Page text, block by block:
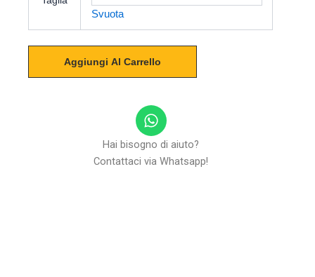
Svuota
quantità
Aggiungi Al Carrello
W
h
a
t
Hai bisogno di aiuto?
Contattaci via Whatsapp!